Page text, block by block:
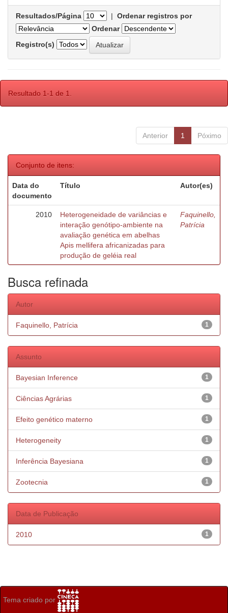
Resultados/Página | Ordenar registros por
Ordenar
Registro(s)
Resultado 1-1 de 1.
Anterior 1 Póximo
Conjunto de itens:
Data do
documento
Título Autor(es)
2010
Heterogeneidade de variâncias e
interação genótipo-ambiente na
avaliação genética em abelhas
Apis mellifera africanizadas para
produção de geléia real
Faquinello,
Patrícia
Busca refinada
Autor
1
Faquinello, Patrícia
Assunto
1
Bayesian Inference
1
Ciências Agrárias
1
Efeito genético materno
1
Heterogeneity
1
Inferência Bayesiana
1
Zootecnia
Data de Publicação
1
2010
Tema criado por